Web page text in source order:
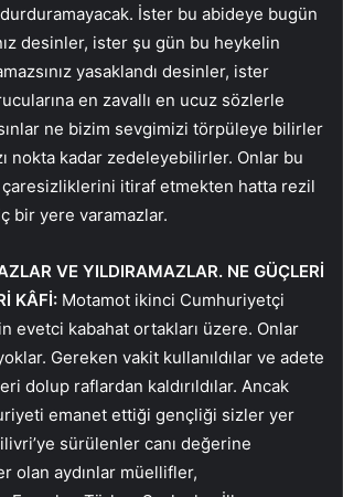
İster bu abideye bugün
desinler, ister şu gün bu heykelin
yasaklandı desinler, ister
en zavallı en ucuz sözlerle
ne bizim sevgimizi törpüleye bilirler
nokta kadar zedeleyebilirler. Onlar bu
itiraf etmekten hatta rezil
bir yere varamazlar.
VE YILDIRAMAZLAR. NE GÜÇLERİ
KÂFİ: Motamot ikinci Cumhuriyetçi
evetci kabahat ortakları üzere. Onlar
Gereken vakit kullanıldılar ve adete
dolup raflardan kaldırıldılar. Ancak
emanet ettiği gençliği sizler yer
sürülenler canı değerine
olan aydınlar müellifler,